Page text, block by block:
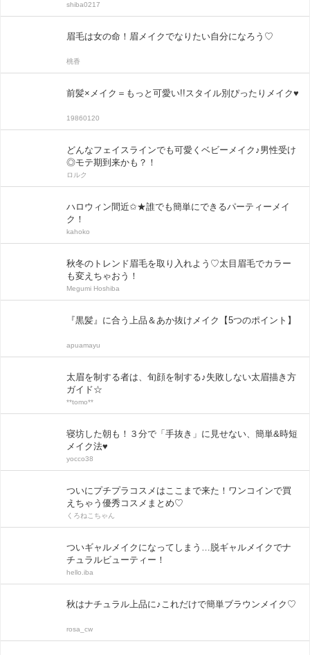
shiba0217
眉毛は女の命！眉メイクでなりたい自分になろう♡
桃香
前髪×メイク＝もっと可愛い!!スタイル別ぴったりメイク♥
19860120
どんなフェイスラインでも可愛くベビーメイク♪男性受け
◎モテ期到来かも？！
ロルク
ハロウィン間近✩★誰でも簡単にできるパーティーメイ
ク！
kahoko
秋冬のトレンド眉毛を取り入れよう♡太目眉毛でカラー
も変えちゃおう！
Megumi Hoshiba
『黒髪』に合う上品＆あか抜けメイク【5つのポイント】
apuamayu
太眉を制する者は、旬顔を制する♪失敗しない太眉描き方
ガイド☆
**tomo**
寝坊した朝も！３分で「手抜き」に見せない、簡単&時短
メイク法♥
yocco38
ついにプチプラコスメはここまで来た！ワンコインで買
えちゃう優秀コスメまとめ♡
くろねこちゃん
ついギャルメイクになってしまう…脱ギャルメイクでナ
チュラルビューティー！
hello.iba
秋はナチュラル上品に♪これだけで簡単ブラウンメイク♡
rosa_cw